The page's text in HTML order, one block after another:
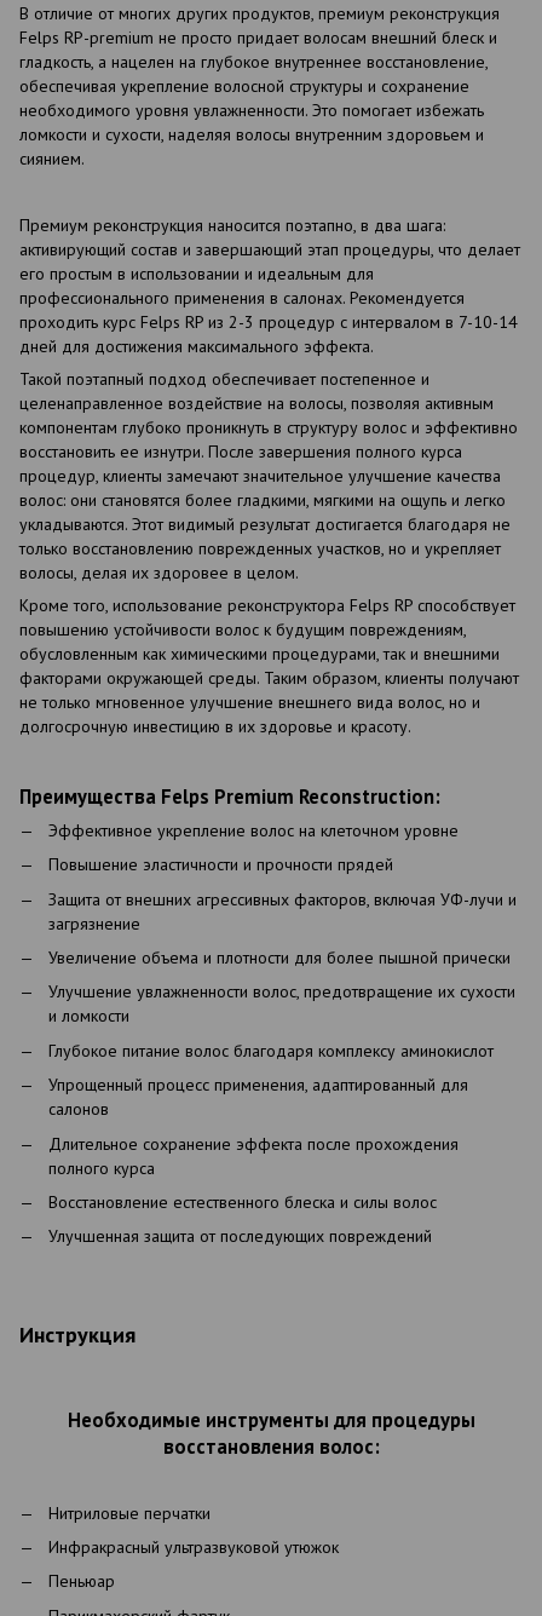
В отличие от многих других продуктов, премиум реконструкция
Felps RP-premium не просто придает волосам внешний блеск и
гладкость, а нацелен на глубокое внутреннее восстановление,
обеспечивая укрепление волосной структуры и сохранение
необходимого уровня увлажненности. Это помогает избежать
ломкости и сухости, наделяя волосы внутренним здоровьем и
сиянием.
Премиум реконструкция наносится поэтапно, в два шага:
активирующий состав и завершающий этап процедуры, что делает
его простым в использовании и идеальным для
профессионального применения в салонах. Рекомендуется
проходить курс Felps RP из 2-3 процедур с интервалом в 7-10-14
дней для достижения максимального эффекта.
Такой поэтапный подход обеспечивает постепенное и
целенаправленное воздействие на волосы, позволяя активным
компонентам глубоко проникнуть в структуру волос и эффективно
восстановить ее изнутри. После завершения полного курса
процедур, клиенты замечают значительное улучшение качества
волос: они становятся более гладкими, мягкими на ощупь и легко
укладываются. Этот видимый результат достигается благодаря не
только восстановлению поврежденных участков, но и укрепляет
волосы, делая их здоровее в целом.
Кроме того, использование реконструктора Felps RP способствует
повышению устойчивости волос к будущим повреждениям,
обусловленным как химическими процедурами, так и внешними
факторами окружающей среды. Таким образом, клиенты получают
не только мгновенное улучшение внешнего вида волос, но и
долгосрочную инвестицию в их здоровье и красоту.
Преимущества Felps Premium Reconstruction:
Эффективное укрепление волос на клеточном уровне
Повышение эластичности и прочности прядей
Защита от внешних агрессивных факторов, включая УФ-лучи и
загрязнение
Увеличение объема и плотности для более пышной прически
Улучшение увлажненности волос, предотвращение их сухости
и ломкости
Глубокое питание волос благодаря комплексу аминокислот
Упрощенный процесс применения, адаптированный для
салонов
Длительное сохранение эффекта после прохождения
полного курса
Восстановление естественного блеска и силы волос
Улучшенная защита от последующих повреждений
Инструкция
Необходимые инструменты для процедуры
восстановления волос:
Нитриловые перчатки
Инфракрасный ультразвуковой утюжок
Пеньюар